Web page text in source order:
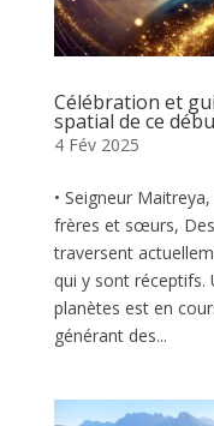
Célébration et
spatial de ce
4 Fév 2025
• Seigneur
frères et sœurs,
traversent
qui y sont réceptifs.
planètes est en
générant des...